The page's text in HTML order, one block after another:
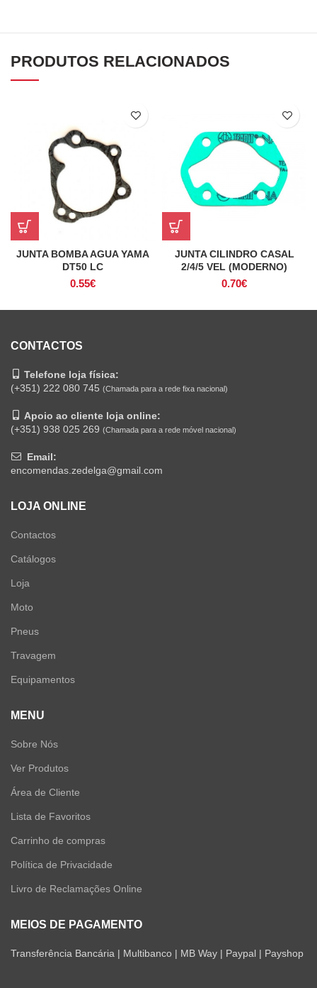
PRODUTOS RELACIONADOS
JUNTA BOMBA AGUA YAMA
DT50 LC
0.55€
JUNTA CILINDRO CASAL
2/4/5 VEL (MODERNO)
0.70€
CONTACTOS
Telefone loja física:
(+351) 222 080 745 (Chamada para a rede fixa nacional)
Apoio ao cliente loja online:
(+351) 938 025 269 (Chamada para a rede móvel nacional)
Email:
encomendas.zedelga@gmail.com
LOJA ONLINE
Contactos
Catálogos
Loja
Moto
Pneus
Travagem
Equipamentos
MENU
Sobre Nós
Ver Produtos
Área de Cliente
Lista de Favoritos
Carrinho de compras
Política de Privacidade
Livro de Reclamações Online
MEIOS DE PAGAMENTO
Transferência Bancária | Multibanco | MB Way | Paypal | Payshop